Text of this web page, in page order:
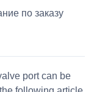
по заказу
port can be